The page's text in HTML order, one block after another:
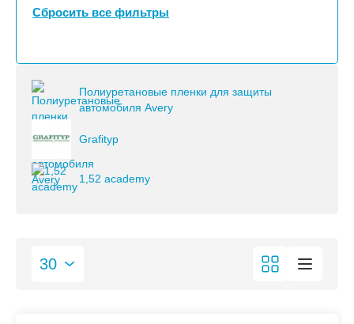
Сбросить все фильтры
Полиуретановые пленки для защиты
автомобиля Avery
Grafityp
1,52 academy